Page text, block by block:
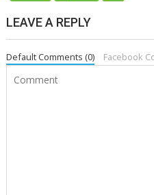
LEAVE A REPLY
Default Comments (0) Facebook